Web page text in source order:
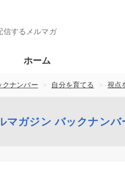
信するメルマガ
ホーム
クナンバー > 自分を育てる > 視点
マガジン バックナンバ